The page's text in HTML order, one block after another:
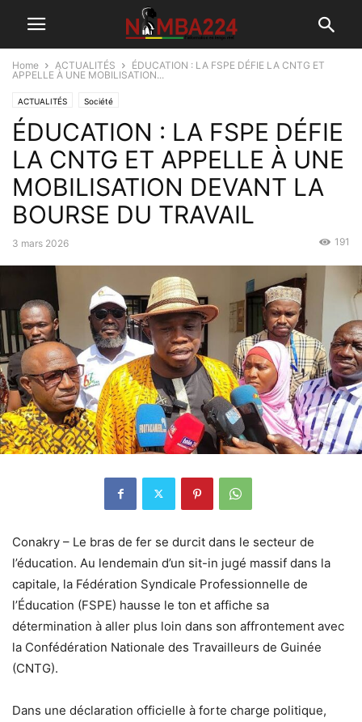
Home ACTUALITÉS
ÉDUCATION : LA FSPE DÉFIE LA CNTG ET
APPELLE À UNE MOBILISATION...
ACTUALITÉS Société
ÉDUCATION : LA FSPE DÉFIE
LA CNTG ET APPELLE À UNE
MOBILISATION DEVANT LA
BOURSE DU TRAVAIL
3 mars 2026 191
Conakry – Le bras de fer se durcit dans le secteur de
l’éducation. Au lendemain d’un sit-in jugé massif dans la
capitale, la Fédération Syndicale Professionnelle de
l’Éducation (FSPE) hausse le ton et affiche sa
détermination à aller plus loin dans son affrontement avec
la Confédération Nationale des Travailleurs de Guinée
(CNTG).
Dans une déclaration officielle à forte charge politique,